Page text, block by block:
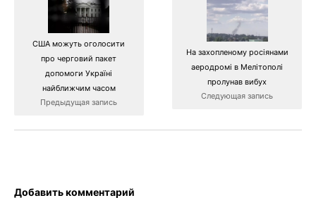
США можуть оголосити
про черговий пакет
допомоги Україні
найближчим часом
Предыдущая запись
На захопленому росіянами
аеродромі в Мелітополі
пролунав вибух
Следующая запись
Добавить комментарий